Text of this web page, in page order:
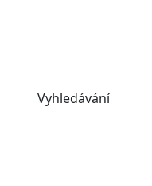
Vyhledávání